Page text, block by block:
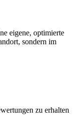
eigene, optimierte
sondern im
zu erhalten